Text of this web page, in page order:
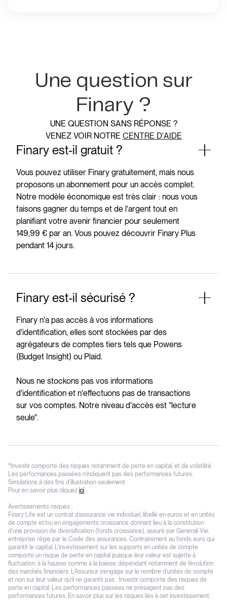
Une question sur
Finary ?
UNE QUESTION SANS RÉPONSE ?
VENEZ VOIR NOTRE CENTRE D'AIDE
Finary est-il gratuit ?
Vous pouvez utiliser Finary gratuitement, mais nous
proposons un abonnement pour un accès complet.
Notre modèle économique est très clair : nous vous
faisons gagner du temps et de l'argent tout en
planifiant votre avenir financier pour seulement
149,99 € par an. Vous pouvez découvrir Finary Plus
pendant 14 jours.
Finary est-il sécurisé ?
Finary n'a pas accès à vos informations
d'identification, elles sont stockées par des
agrégateurs de comptes tiers tels que Powens
(Budget Insight) ou Plaid.
Nous ne stockons pas vos informations
d'identification et n'effectuons pas de transactions
sur vos comptes. Notre niveau d'accès est "lecture
seule".
*Investir comporte des risques notamment de perte en capital, et de volatilité.
Les performances passées n’indiquent pas des performances futures.
Simulations à des fins d'illustration seulement
Pour en savoir plus cliquez ici
Avertissements risques :
Finary Life est un contrat d’assurance vie individuel, libellé en euros et en unités
de compte et/ou en engagements croissance donnant lieu à la constitution
d'une provision de diversification (fonds croissance), assuré par Generali Vie,
entreprise régie par le Code des assurances. Contrairement au fonds euro qui
garantit le capital, L'investissement sur les supports en unités de compte
comporte un risque de perte en capital puisque leur valeur est sujette à
fluctuation, à la hausse comme à la baisse, dépendant notamment de l’évolution
des marchés financiers. L’Assureur s’engage sur le nombre d’unités de compte
et non sur leur valeur qu’il ne garantit pas. Investir comporte des risques de
perte en capital. Les performances passées ne présagent pas des
performances futures. En savoir plus sur les risques liés à cet investissement.